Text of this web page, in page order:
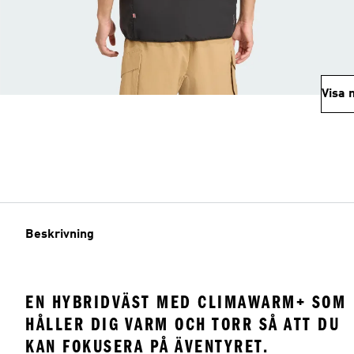
Visa
Beskrivning
EN HYBRIDVÄST MED CLIMAWARM+ SOM
HÅLLER DIG VARM OCH TORR SÅ ATT DU
KAN FOKUSERA PÅ ÄVENTYRET.